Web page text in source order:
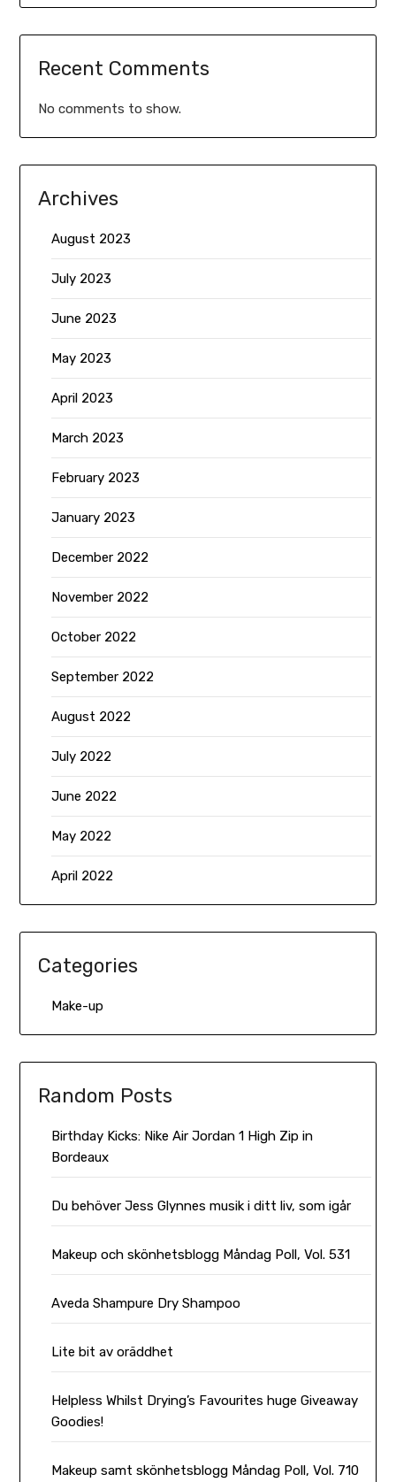
Recent Comments
No comments to show.
Archives
August 2023
July 2023
June 2023
May 2023
April 2023
March 2023
February 2023
January 2023
December 2022
November 2022
October 2022
September 2022
August 2022
July 2022
June 2022
May 2022
April 2022
Categories
Make-up
Random Posts
Birthday Kicks: Nike Air Jordan 1 High Zip in
Bordeaux
Du behöver Jess Glynnes musik i ditt liv, som igår
Makeup och skönhetsblogg Måndag Poll, Vol. 531
Aveda Shampure Dry Shampoo
Lite bit av oräddhet
Helpless Whilst Drying’s Favourites huge Giveaway
Goodies!
Makeup samt skönhetsblogg Måndag Poll, Vol. 710